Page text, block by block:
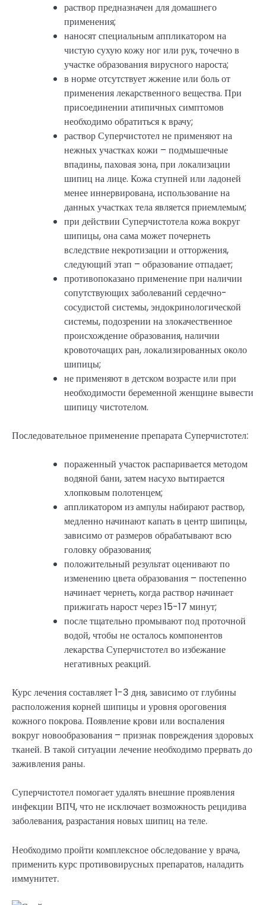
раствор предназначен для домашнего
применения;
наносят специальным аппликатором на
чистую сухую кожу ног или рук, точечно в
участке образования вирусного нароста;
в норме отсутствует жжение или боль от
применения лекарственного вещества. При
присоединении атипичных симптомов
необходимо обратиться к врачу;
раствор Суперчистотел не применяют на
нежных участках кожи – подмышечные
впадины, паховая зона, при локализации
шипиц на лице. Кожа ступней или ладоней
менее иннервирована, использование на
данных участках тела является приемлемым;
при действии Суперчистотела кожа вокруг
шипицы, она сама может почернеть
вследствие некротизации и отторжения,
следующий этап – образование отпадает;
противопоказано применение при наличии
сопутствующих заболеваний сердечно-
сосудистой системы, эндокринологической
системы, подозрении на злокачественное
происхождение образования, наличии
кровоточащих ран, локализированных около
шипицы;
не применяют в детском возрасте или при
необходимости беременной женщине вывести
шипицу чистотелом.
Последовательное применение препарата Суперчистотел:
пораженный участок распаривается методом
водяной бани, затем насухо вытирается
хлопковым полотенцем;
аппликатором из ампулы набирают раствор,
медленно начинают капать в центр шипицы,
зависимо от размеров обрабатывают всю
головку образования;
положительный результат оценивают по
изменению цвета образования – постепенно
начинает чернеть, когда раствор начинает
прижигать нарост через 15-17 минут;
после тщательно промывают под проточной
водой, чтобы не осталось компонентов
лекарства Суперчистотел во избежание
негативных реакций.
Курс лечения составляет 1-3 дня, зависимо от глубины
расположения корней шипицы и уровня ороговения
кожного покрова. Появление крови или воспаления
вокруг новообразования – признак повреждения здоровых
тканей. В такой ситуации лечение необходимо прервать до
заживления раны.
Суперчистотел помогает удалять внешние проявления
инфекции ВПЧ, что не исключает возможность рецидива
заболевания, разрастания новых шипиц на теле.
Необходимо пройти комплексное обследование у врача,
применить курс противовирусных препаратов, наладить
иммунитет.